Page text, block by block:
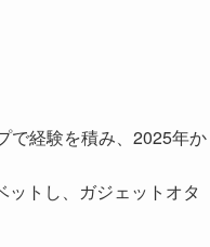
で経験を積み、2025年か
トし、ガジェットオタ